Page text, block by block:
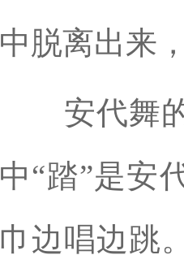
中脱离出来
安代舞的
中“踏”是安
巾边唱边跳